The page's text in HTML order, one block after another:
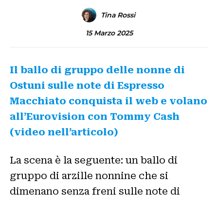
Tina Rossi
15 Marzo 2025
Il ballo di gruppo delle nonne di
Ostuni sulle note di Espresso
Macchiato conquista il web e volano
all’Eurovision con Tommy Cash
(video nell’articolo)
La scena è la seguente: un ballo di
gruppo di arzille nonnine che si
dimenano senza freni sulle note di